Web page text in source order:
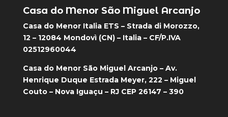
Casa do Menor São Miguel Arcanjo
Casa do Menor Italia ETS – Strada di Morozzo,
12 – 12084 Mondovì (CN) – Italia – CF/P.IVA
02512960044
Casa do Menor São Miguel Arcanjo – Av.
Henrique Duque Estrada Meyer, 222 – Miguel
Couto – Nova Iguaçu – RJ CEP 26147 – 390